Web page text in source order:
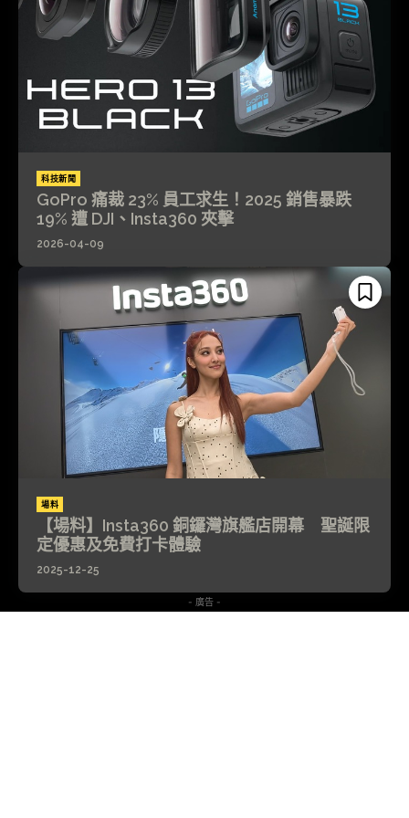
科技新聞
GoPro 痛裁 23% 員工求生！2025 銷售暴跌
19% 遭 DJI、Insta360 夾擊
2026-04-09
場料
【場料】Insta360 銅鑼灣旗艦店開幕 聖誕限
定優惠及免費打卡體驗
2025-12-25
- 廣告 -